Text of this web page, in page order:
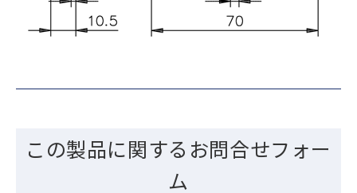
この製品に関するお問合せフォー
ム